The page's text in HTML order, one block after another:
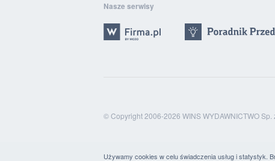
Nasze serwisy
© Copyright 2006-2026 WINS WYDAWNICTWO Sp.
Używamy cookies w celu świadczenia usług i statystyk.